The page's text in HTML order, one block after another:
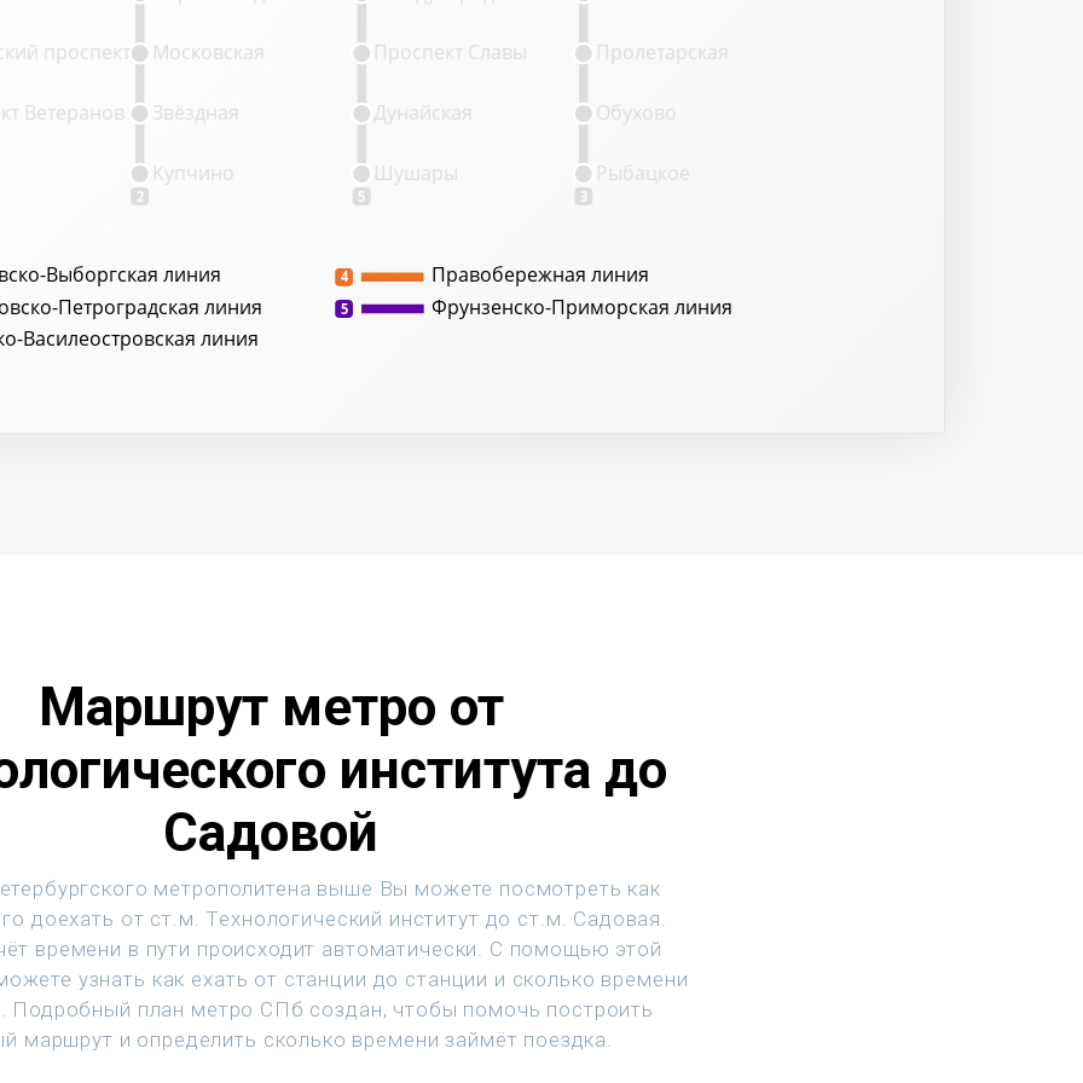
Выборгская линия
Петроградская линия
Василеостровская линия
Правобережная линия
4
Фрунзенско-Приморская линия
5
2 5 3
Ветеранов
проспект
Купчино
Звёздная
Московская
Рыбацкое
Обухово
Пролетарская
Проспект Славы
Дунайская
Шушары
Маршрут метро от
института до
Садовой
метрополитена выше Вы можете посмотреть как
доехать от ст.м. Технологический институт до ст.м. Садовая.
времени в пути происходит автоматически. С помощью этой
узнать как ехать от станции до станции и сколько времени
Подробный план метро СПб создан, чтобы помочь построить
маршрут и определить сколько времени займёт поездка.